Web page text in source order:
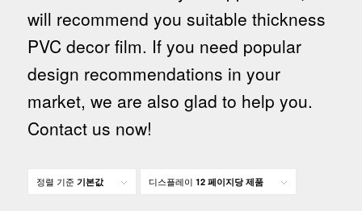
will recommend you suitable thickness
PVC decor film. If you need popular
design recommendations in your
market, we are also glad to help you.
Contact us now!
정렬 기준 기본값 디스플레이 12 페이지당 제품